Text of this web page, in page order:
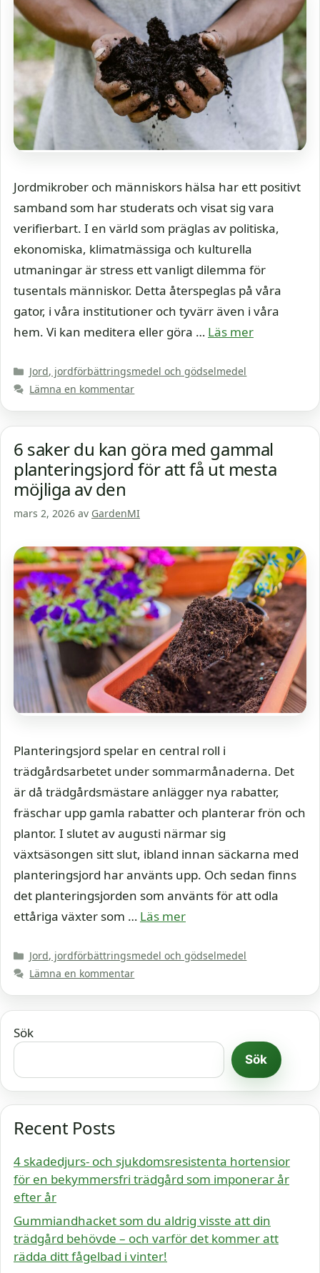
Jordmikrober och människors hälsa har ett positivt
samband som har studerats och visat sig vara
verifierbart. I en värld som präglas av politiska,
ekonomiska, klimatmässiga och kulturella
utmaningar är stress ett vanligt dilemma för
tusentals människor. Detta återspeglas på våra
gator, i våra institutioner och tyvärr även i våra
hem. Vi kan meditera eller göra … Läs mer
Kategorier
Jord, jordförbättringsmedel och gödselmedel
Lämna en kommentar
6 saker du kan göra med gammal
planteringsjord för att få ut mesta
möjliga av den
mars 2, 2026 av GardenMI
Planteringsjord spelar en central roll i
trädgårdsarbetet under sommarmånaderna. Det
är då trädgårdsmästare anlägger nya rabatter,
fräschar upp gamla rabatter och planterar frön och
plantor. I slutet av augusti närmar sig
växtsäsongen sitt slut, ibland innan säckarna med
planteringsjord har använts upp. Och sedan finns
det planteringsjorden som använts för att odla
ettåriga växter som … Läs mer
Kategorier
Jord, jordförbättringsmedel och gödselmedel
Lämna en kommentar
Sök
Sök
Recent Posts
4 skadedjurs- och sjukdomsresistenta hortensior
för en bekymmersfri trädgård som imponerar år
efter år
Gummiandhacket som du aldrig visste att din
trädgård behövde – och varför det kommer att
rädda ditt fågelbad i vinter!